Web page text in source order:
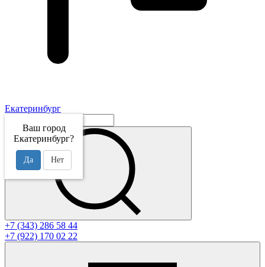
Екатеринбург
Ваш город
Екатеринбург?
Да Нет
+7 (343) 286 58 44
+7 (922) 170 02 22